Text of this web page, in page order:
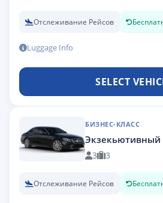
Отслеживание Рейсов
Luggage Info
SELECT
БИЗНЕС-КЛАСС
Экзекьютивный
3 3
Отслеживание Рейсов